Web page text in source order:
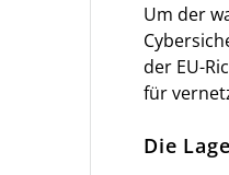
Um der
der EU-
für
Die